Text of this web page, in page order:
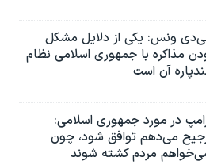
ونس: یکی از دلایل مشکل
مذاکره با جمهوری اسلامی نظام
آن است
در مورد جمهوری اسلامی:
می‌دهم توافق شود، چون
مردم کشته شوند